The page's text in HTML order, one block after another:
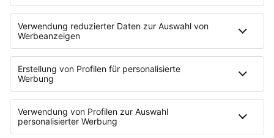
Jetzt starten &
sparen
Jetzt 30 Tage
gratis testen
Angebot gilt nur für Lexware Office Neukunden aus
Deutschland.
Vorteils-Rabatt für Nutzer vonShopify